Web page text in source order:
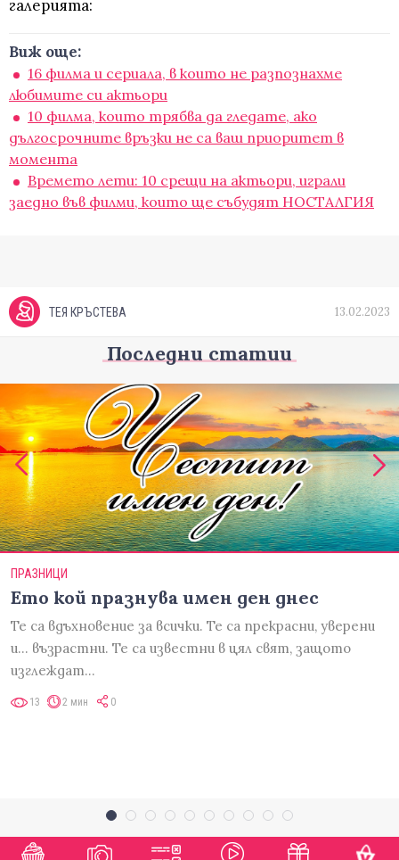
галерията:
Виж още:
16 филма и сериала, в които не разпознахме
любимите си актьори
10 филмa, които трябва да гледате, ако
дългосрочните връзки не са ваш приоритет в
момента
Времето лети: 10 срещи на актьори, играли
заедно във филми, които ще събудят НОСТАЛГИЯ
ТЕЯ КРЪСТЕВА 13.02.2023
Последни статии
ПРАЗНИЦИ
Ето кой празнува имен ден днес
Те са вдъхновение за всички. Те са прекрасни, уверени
и... възрастни. Те са известни в цял свят, защото
изглеждат…
13 2 мин 0